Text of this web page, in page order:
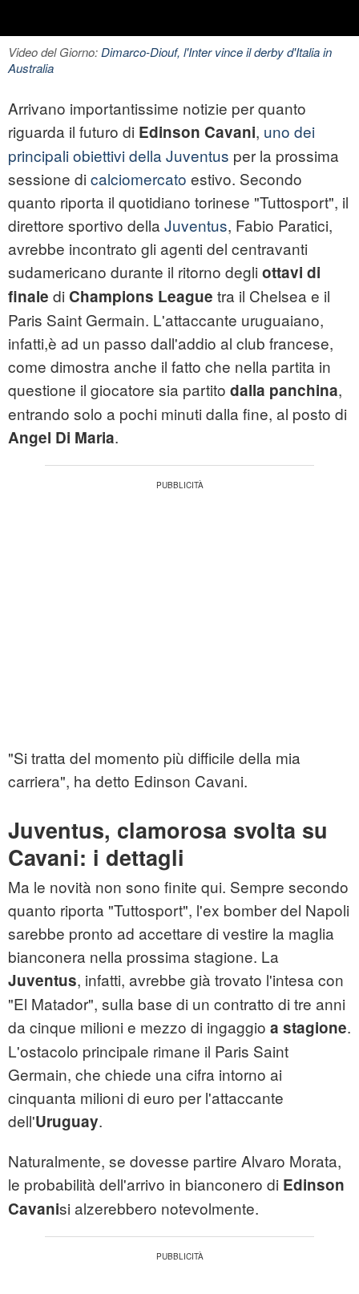
Video del Giorno:Dimarco-Diouf, l'Inter vince il derby d'Italia in
Australia
Arrivano importantissime notizie per quanto
riguarda il futuro di Edinson Cavani, uno dei
principali obiettivi della Juventus per la prossima
sessione di calciomercato estivo. Secondo
quanto riporta il quotidiano torinese "Tuttosport", il
direttore sportivo della Juventus, Fabio Paratici,
avrebbe incontrato gli agenti del centravanti
sudamericano durante il ritorno degli ottavi di
finale di Champions League tra il Chelsea e il
Paris Saint Germain. L'attaccante uruguaiano,
infatti,è ad un passo dall'addio al club francese,
come dimostra anche il fatto che nella partita in
questione il giocatore sia partito dalla panchina,
entrando solo a pochi minuti dalla fine, al posto di
Angel Di Maria.
"Si tratta del momento più difficile della mia
carriera", ha detto Edinson Cavani.
Juventus, clamorosa svolta su
Cavani: i dettagli
Ma le novità non sono finite qui. Sempre secondo
quanto riporta "Tuttosport", l'ex bomber del Napoli
sarebbe pronto ad accettare di vestire la maglia
bianconera nella prossima stagione. La
Juventus, infatti, avrebbe già trovato l'intesa con
"El Matador", sulla base di un contratto di tre anni
da cinque milioni e mezzo di ingaggio a stagione.
L'ostacolo principale rimane il Paris Saint
Germain, che chiede una cifra intorno ai
cinquanta milioni di euro per l'attaccante
dell'Uruguay.
Naturalmente, se dovesse partire Alvaro Morata,
le probabilità dell'arrivo in bianconero di Edinson
Cavanisi alzerebbero notevolmente.